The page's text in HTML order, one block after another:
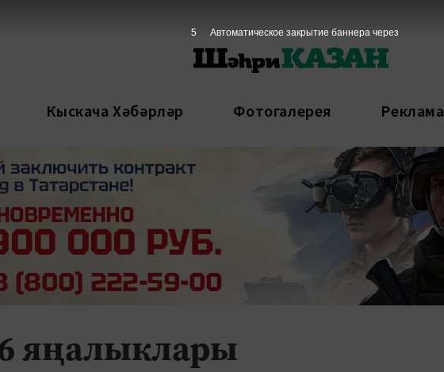
Кыскача Хәбәрләр Фотогалерея Реклама
яңалыклары
4 Автоматическое закрытие баннера через